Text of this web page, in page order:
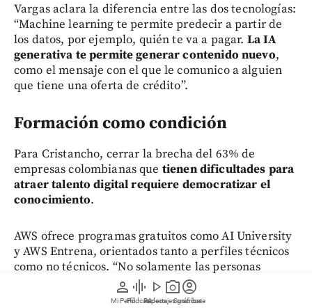
person
Mi Perfil
graphic_eq
Pódcast
play_arrow
Videos
photo_camera
Reportajes gráficos
account_circle
Suscríbete
Vargas aclara la diferencia entre las dos tecnologías:
“Machine learning te permite predecir a partir de
los datos, por ejemplo, quién te va a pagar. La IA
generativa te permite generar contenido nuevo,
como el mensaje con el que le comunico a alguien
que tiene una oferta de crédito”.
Formación como condición
Para Cristancho, cerrar la brecha del 63% de
empresas colombianas que tienen dificultades para
atraer talento digital requiere democratizar el
conocimiento.
AWS ofrece programas gratuitos como AI University
y AWS Entrena, orientados tanto a perfiles técnicos
como no técnicos. “No solamente las personas
técnicas, sino las personas no técnicas también
tienen que aprender a interactuar con la IA. Eso ya